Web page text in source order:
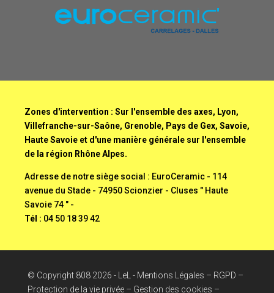
Zones d'intervention : Sur l'ensemble des axes, Lyon,
Villefranche-sur-Saône, Grenoble, Pays de Gex, Savoie,
Haute Savoie et d'une manière générale sur l'ensemble
de la région Rhône Alpes.
Adresse de notre siège social : EuroCeramic - 114
avenue du Stade - 74950 Scionzier - Cluses " Haute
Savoie 74 " -
Tél : 04 50 18 39 42
© Copyright 8082026 - LeL- Mentions Légales – RGPD –
Protection de la vie privée – Gestion des cookies –